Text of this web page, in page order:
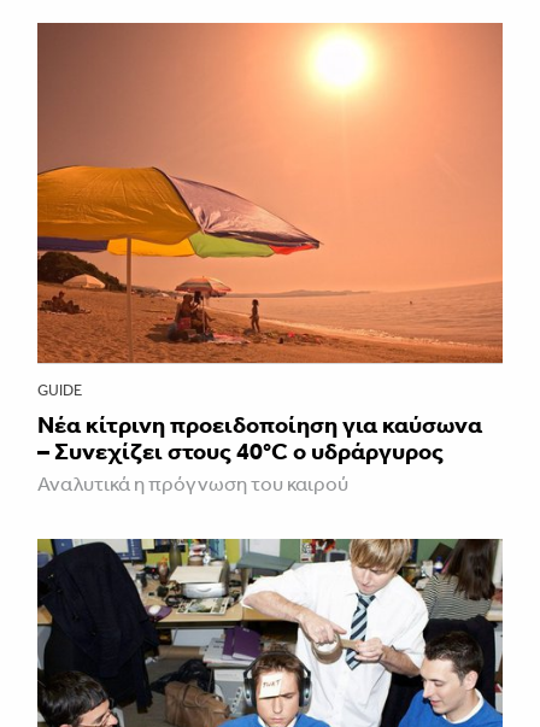
GUIDE
Νέα κίτρινη προειδοποίηση για καύσωνα
– Συνεχίζει στους 40°C ο υδράργυρος
Αναλυτικά η πρόγνωση του καιρού